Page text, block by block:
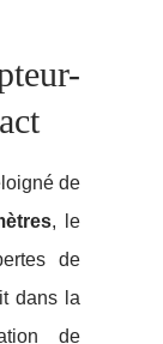
de
, le
de
dans la
de